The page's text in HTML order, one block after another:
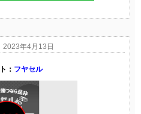
2023年4月13日
： フヤセル